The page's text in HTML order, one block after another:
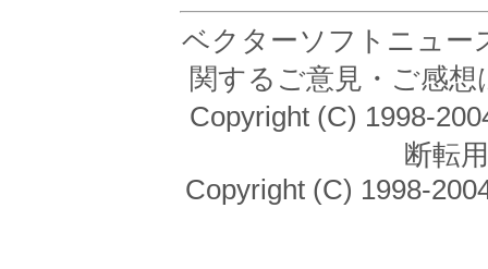
ベクターソフトニュー
関するご意見・ご感
Copyright (C) 1998-
断転
Copyright (C) 1998-